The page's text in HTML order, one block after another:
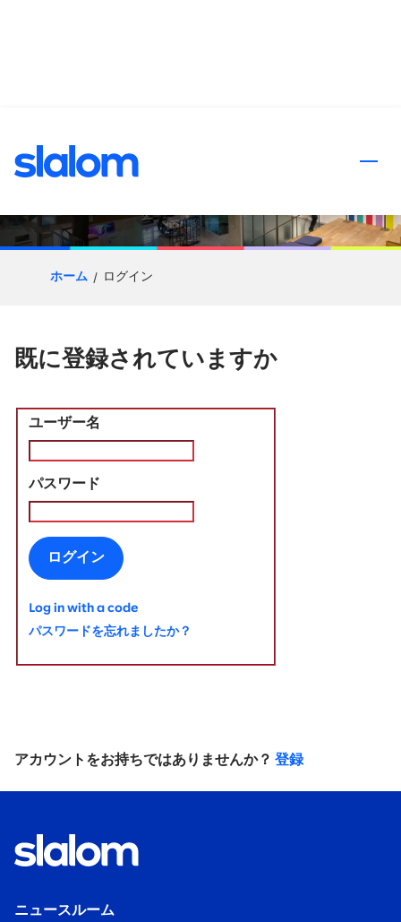
応募プロセス
ホーム ログイン
既に登録されていますか
ユーザー名
パスワード
ログイン
Log in with a code
パスワードを忘れましたか？
アカウントをお持ちではありませんか？ 登録
ニュースルーム